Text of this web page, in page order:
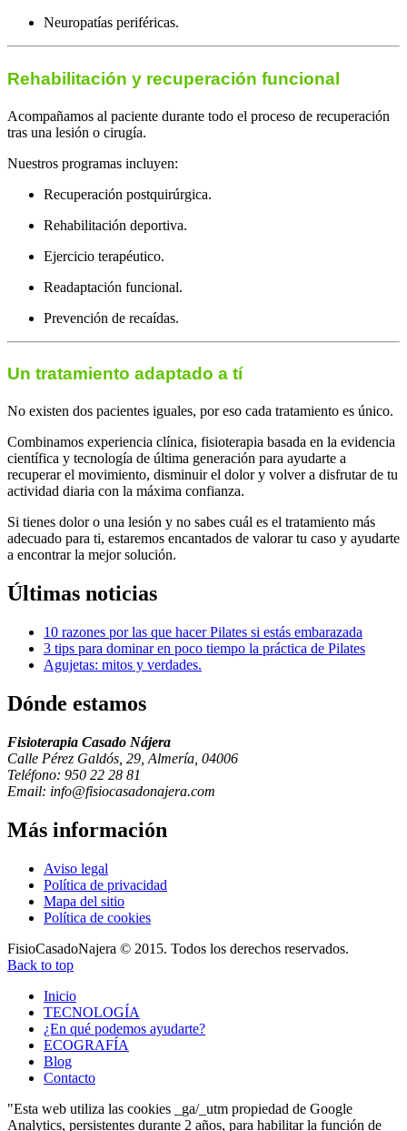
Neuropatías periféricas.
Rehabilitación y recuperación funcional
Acompañamos al paciente durante todo el proceso de recuperación
tras una lesión o cirugía.
Nuestros programas incluyen:
Recuperación postquirúrgica.
Rehabilitación deportiva.
Ejercicio terapéutico.
Readaptación funcional.
Prevención de recaídas.
Un tratamiento adaptado a tí
No existen dos pacientes iguales, por eso cada tratamiento es único.
Combinamos experiencia clínica, fisioterapia basada en la evidencia
científica y tecnología de última generación para ayudarte a
recuperar el movimiento, disminuir el dolor y volver a disfrutar de tu
actividad diaria con la máxima confianza.
Si tienes dolor o una lesión y no sabes cuál es el tratamiento más
adecuado para ti, estaremos encantados de valorar tu caso y ayudarte
a encontrar la mejor solución.
Últimas noticias
10 razones por las que hacer Pilates si estás embarazada
3 tips para dominar en poco tiempo la práctica de Pilates
Agujetas: mitos y verdades.
Dónde estamos
Fisioterapia Casado Nájera
Calle Pérez Galdós, 29, Almería, 04006
Teléfono: 950 22 28 81
Email: info@fisiocasadonajera.com
Más información
Aviso legal
Política de privacidad
Mapa del sitio
Política de cookies
FisioCasadoNajera © 2015. Todos los derechos reservados.
Back to top
Inicio
TECNOLOGÍA
¿En qué podemos ayudarte?
ECOGRAFÍA
Blog
Contacto
"Esta web utiliza las cookies _ga/_utm propiedad de Google
Analytics, persistentes durante 2 años, para habilitar la función de